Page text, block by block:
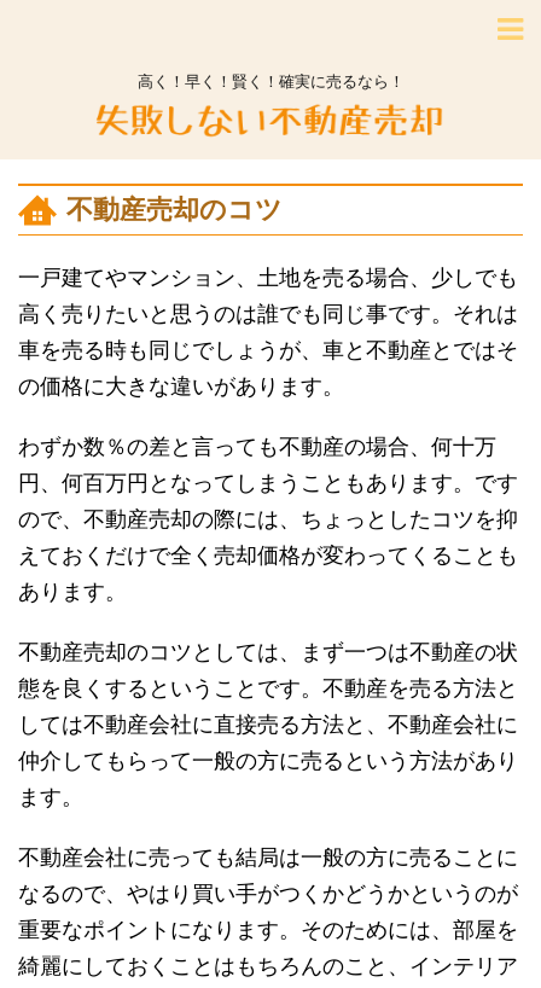
高く！早く！賢く！確実に売るなら！
不動産売却のコツ
一戸建てやマンション、土地を売る場合、少しでも
高く売りたいと思うのは誰でも同じ事です。それは
車を売る時も同じでしょうが、車と不動産とではそ
の価格に大きな違いがあります。
わずか数％の差と言っても不動産の場合、何十万
円、何百万円となってしまうこともあります。です
ので、不動産売却の際には、ちょっとしたコツを抑
えておくだけで全く売却価格が変わってくることも
あります。
不動産売却のコツとしては、まず一つは不動産の状
態を良くするということです。不動産を売る方法と
しては不動産会社に直接売る方法と、不動産会社に
仲介してもらって一般の方に売るという方法があり
ます。
不動産会社に売っても結局は一般の方に売ることに
なるので、やはり買い手がつくかどうかというのが
重要なポイントになります。そのためには、部屋を
綺麗にしておくことはもちろんのこと、インテリア